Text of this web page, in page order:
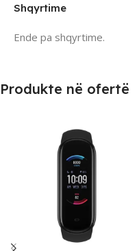
Shqyrtime
Ende pa shqyrtime.
Produkte në ofertë